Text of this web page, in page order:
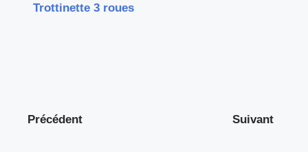
Trottinette 3 roues
Précédent Suivant